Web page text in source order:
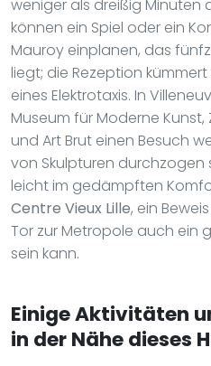
weniger als dreißig Minuten
können ein Spiel oder ein
Mauroy einplanen, das
liegt; die Rezeption
eines Elektrotaxis. In
Museum für Moderne
und Art Brut einen Besuch
von Skulpturen durchzogen
leicht im gedämpften
Centre Vieux Lille, ein
Tor zur Metropole auch ein
sein kann.
Einige Aktivitäten
in der Nähe dieses